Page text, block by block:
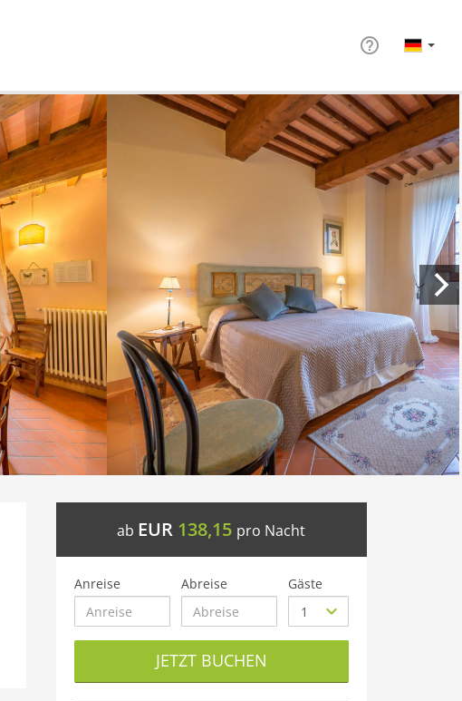
ab EUR 138,15 pro Nacht
Anreise Abreise Gäste
JETZT BUCHEN